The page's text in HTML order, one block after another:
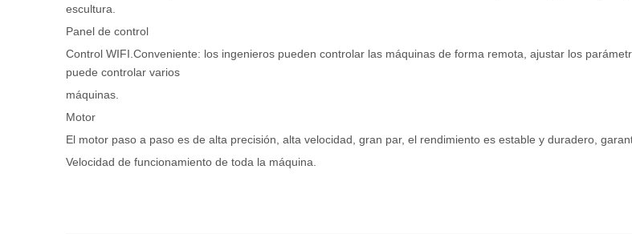
escultura.
Panel de control
Control WIFI.Conveniente: los ingenieros pueden controlar las máquinas de forma remota, ajustar los
puede controlar varios
máquinas.
Motor
El motor paso a paso es de alta precisión, alta velocidad, gran par, el rendimiento es estable y duradero,
Velocidad de funcionamiento de toda la máquina.